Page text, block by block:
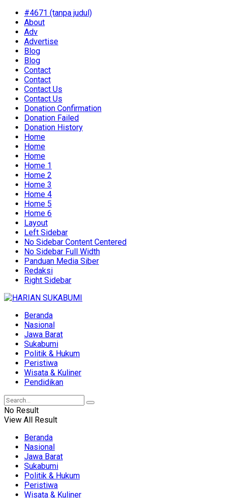
#4671 (tanpa judul)
About
Adv
Advertise
Blog
Blog
Contact
Contact
Contact Us
Contact Us
Donation Confirmation
Donation Failed
Donation History
Home
Home
Home
Home 1
Home 2
Home 3
Home 4
Home 5
Home 6
Layout
Left Sidebar
No Sidebar Content Centered
No Sidebar Full Width
Panduan Media Siber
Redaksi
Right Sidebar
Beranda
Nasional
Jawa Barat
Sukabumi
Politik & Hukum
Peristiwa
Wisata & Kuliner
Pendidikan
No Result
View All Result
Beranda
Nasional
Jawa Barat
Sukabumi
Politik & Hukum
Peristiwa
Wisata & Kuliner